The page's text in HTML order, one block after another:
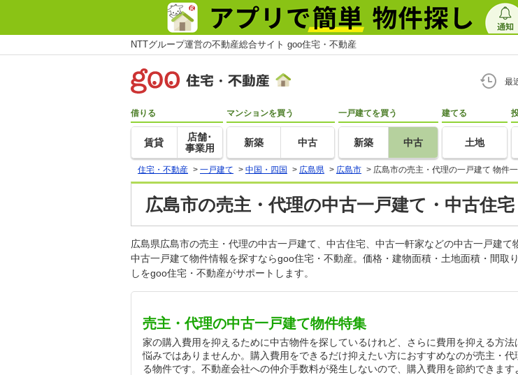
NTTグループ運営の不動産総合サイト goo住宅・不動産
最
借りる
賃貸
店舗･
事業用
マンションを買う
新築 中古
一戸建てを買う
新築 中古
建てる
土地
住宅・不動産 > 一戸建て > 中国・四国 > 広島県 > 広島市 > 広島市の売主・代理の一戸建て 物件
広島市の売主・代理の中古一戸建て・中古住
広島県広島市の売主・代理の中古一戸建て、中古住宅、中古一軒家などの中古一戸建
中古一戸建て物件情報を探すならgoo住宅・不動産。価格・建物面積・土地面積・間取
しをgoo住宅・不動産がサポートします。
売主・代理の中古一戸建て物件特集
家の購入費用を抑えるために中古物件を探しているけれど、さらに費用を抑える方法
悩みではありませんか。購入費用をできるだけ抑えたい方におすすめなのが売主・代
る物件です。不動産会社への仲介手数料が発生しないので、購入費用を節約できます